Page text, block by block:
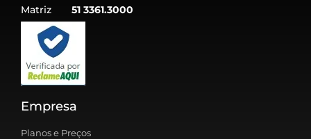
Matriz 51 3361.3000
Empresa
Planos e Preços